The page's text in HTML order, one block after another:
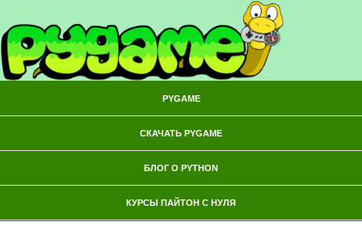
PYGAME
СКАЧАТЬ PYGAME
БЛОГ О PYTHON
КУРСЫ ПАЙТОН С НУЛЯ